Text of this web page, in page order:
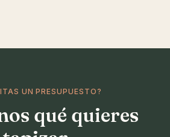
UN PRESUPUESTO?
qué quieres